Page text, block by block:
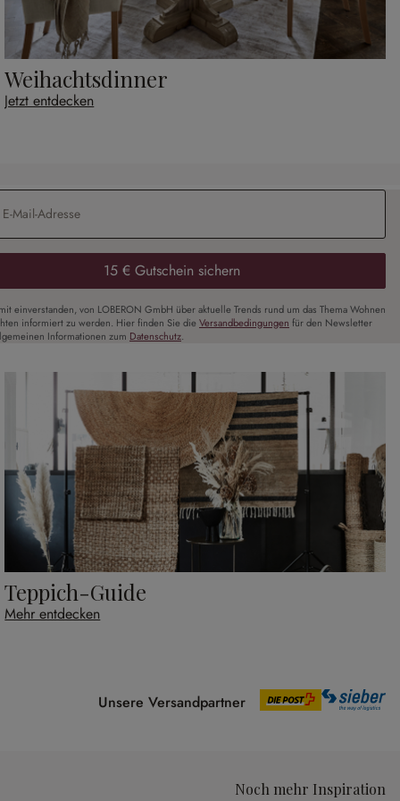
Weihachtsdinner
Jetzt entdecken
15 € Gutschein sichern
einverstanden, von LOBERON GmbH über aktuelle Trends rund um das Thema Wohnen
informiert zu werden. Hier finden Sie die Versandbedingungen für den Newsletter
Informationen zum Datenschutz.
Teppich-Guide
Mehr entdecken
Unsere Versandpartner
Noch mehr Inspiration